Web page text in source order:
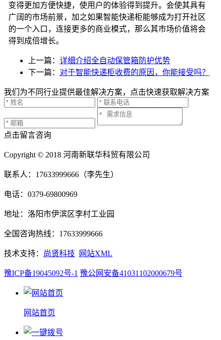
变得更加方便快捷，使用户的体验得到提升。会使其具有
广阔的市场前景，加之如果智能快递柜能够成为打开社区
的一个入口，连接更多的商业模式，那么其市场价值将会
得到成倍增长。
上一篇： 详细介绍全自动保管箱防护优势
下一篇： 对于智能快递柜收费的原因，你能接受吗？
我们为不同行业提供最佳解决方案，点击快速获取解决方案
点击留言咨询
Copyright © 2018 河南新联华科贸有限公司
联系人：17633999666（李先生）
电话：0379-69800969
地址：洛阳市伊滨区李村工业园
全国咨询热线：17633999666
技术支持： 尚贤科技 网站XML
豫ICP备19045092号-1 豫公网安备41031102000679号
网站首页